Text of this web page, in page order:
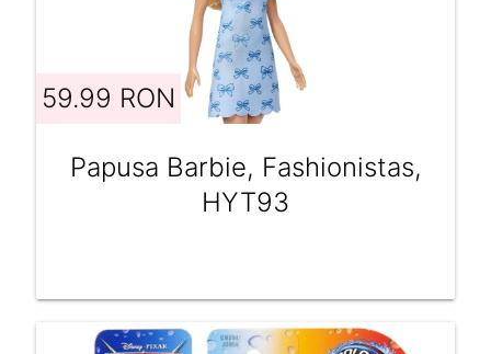
59.99 RON
Papusa Barbie, Fashionistas,
HYT93